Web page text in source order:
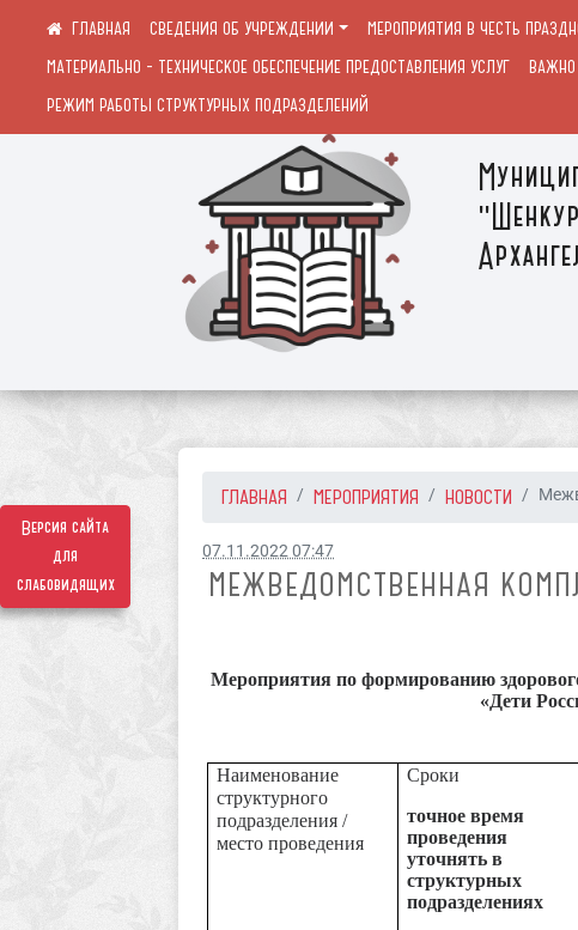
Версия сайта
для
слабовидящих
СВЕДЕНИЯ ОБ УЧРЕЖДЕНИИ МЕРОПРИЯТИЯ В ЧЕСТЬ
МАТЕРИАЛЬНО - ТЕХНИЧЕСКОЕ ОБЕСПЕЧЕНИЕ ПРЕДОСТАВЛЕНИЯ УСЛУГ
ВАЖНО
РЕЖИМ РАБОТЫ СТРУКТУРНЫХ ПОДРАЗДЕЛЕНИЙ
ГЛАВНАЯ МЕРОПРИЯТИЯ НОВОСТИ
07.11.2022 07:47
МЕЖВЕДОМСТВЕННАЯ
Мероприятия по формированию
«Дети
Наименование
структурного
подразделения /
место проведения
Сроки
точное время
проведения
уточнять в
структурных
подразделениях